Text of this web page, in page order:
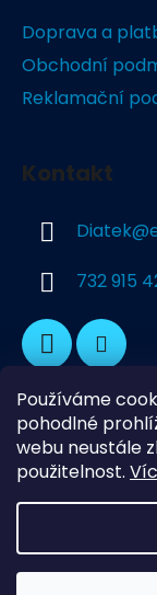
Používáme
pohodlné
webu neustále
použitelnost.
Doprava a
Obchodní
Reklamační
Kontakt
Diatek@
732 915